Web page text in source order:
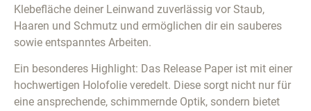
Klebefläche deiner Leinwand zuverlässig vor Staub,
Haaren und Schmutz und ermöglichen dir ein sauberes
sowie entspanntes Arbeiten.
Ein besonderes Highlight: Das Release Paper ist mit einer
hochwertigen Holofolie veredelt. Diese sorgt nicht nur für
eine ansprechende, schimmernde Optik, sondern bietet